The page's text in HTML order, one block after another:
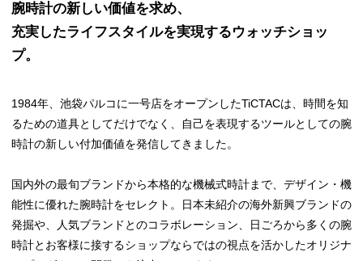
腕時計の新しい価値を求め、
充実したライフスタイルを実現するウォッチショッ
プ。
1984年、池袋パルコに一号店をオープンしたTiCTACは、時間を知
るための道具としてだけでなく、自己を表現するツールとしての腕
時計の新しい付加価値を発信してきました。
国内外の最旬ブランドから本格的な機械式時計まで、デザイン・機
能性に優れた腕時計をセレクト。日本未紹介の海外新興ブランドの
発掘や、人気ブランドとのコラボレーション、日ごろから多くの腕
時計とお客様に接するショップならではの視点を活かしたオリジナ